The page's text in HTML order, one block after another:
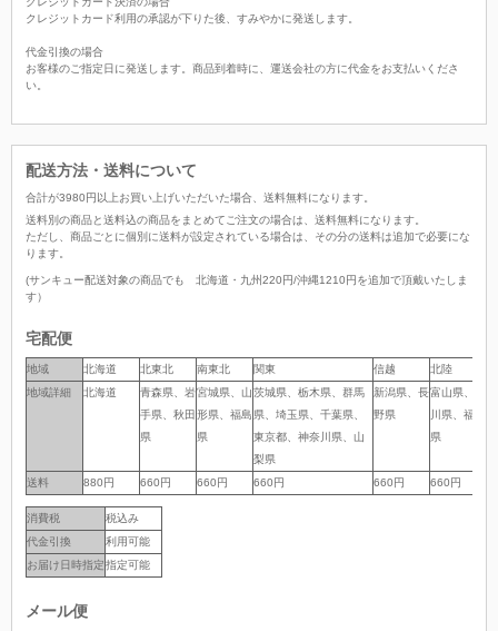
クレジットカード利用の承認が下りた後、すみやかに発送します。
代金引換の場合
お客様のご指定日に発送します。商品到着時に、運送会社の方に代金をお支払いくださ
い。
配送方法・送料について
合計が3980円以上お買い上げいただいた場合、 送料無料になります。
送料別の商品と送料込の商品をまとめてご注文の場合は、送料無料になります。
ただし、商品ごとに個別に送料が設定されている場合は、その分の送料は追加で必要にな
ります。
(サンキュー配送対象の商品でも 北海道・九州220円/沖縄1210円を追加で頂戴いたしま
す）
宅配便
地域 北海道 北東北 南東北 関東 信越 北陸
地域詳細
北海道
青森県、岩
手県、秋田
県
宮城県、山
形県、福島
県
茨城県、栃木県、群馬
県、埼玉県、千葉県、
東京都、神奈川県、山
梨県
新潟県、長
野県
富山県、石
川県、福井
県
送料 880円 660円 660円 660円 660円 660円
地域
地域詳細
送料
消費税
税込み
代金引換
利用可能
お届け日時指定指定可能
メール便